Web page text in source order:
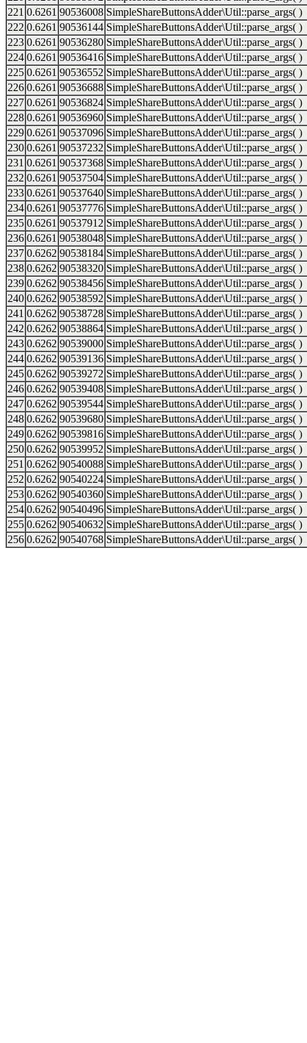
221 0.6261 90536008 SimpleShareButtonsAdder\Util::parse_args( )
222 0.6261 90536144 SimpleShareButtonsAdder\Util::parse_args( )
223 0.6261 90536280 SimpleShareButtonsAdder\Util::parse_args( )
224 0.6261 90536416 SimpleShareButtonsAdder\Util::parse_args( )
225 0.6261 90536552 SimpleShareButtonsAdder\Util::parse_args( )
226 0.6261 90536688 SimpleShareButtonsAdder\Util::parse_args( )
227 0.6261 90536824 SimpleShareButtonsAdder\Util::parse_args( )
228 0.6261 90536960 SimpleShareButtonsAdder\Util::parse_args( )
229 0.6261 90537096 SimpleShareButtonsAdder\Util::parse_args( )
230 0.6261 90537232 SimpleShareButtonsAdder\Util::parse_args( )
231 0.6261 90537368 SimpleShareButtonsAdder\Util::parse_args( )
232 0.6261 90537504 SimpleShareButtonsAdder\Util::parse_args( )
233 0.6261 90537640 SimpleShareButtonsAdder\Util::parse_args( )
234 0.6261 90537776 SimpleShareButtonsAdder\Util::parse_args( )
235 0.6261 90537912 SimpleShareButtonsAdder\Util::parse_args( )
236 0.6261 90538048 SimpleShareButtonsAdder\Util::parse_args( )
237 0.6262 90538184 SimpleShareButtonsAdder\Util::parse_args( )
238 0.6262 90538320 SimpleShareButtonsAdder\Util::parse_args( )
239 0.6262 90538456 SimpleShareButtonsAdder\Util::parse_args( )
240 0.6262 90538592 SimpleShareButtonsAdder\Util::parse_args( )
241 0.6262 90538728 SimpleShareButtonsAdder\Util::parse_args( )
242 0.6262 90538864 SimpleShareButtonsAdder\Util::parse_args( )
243 0.6262 90539000 SimpleShareButtonsAdder\Util::parse_args( )
244 0.6262 90539136 SimpleShareButtonsAdder\Util::parse_args( )
245 0.6262 90539272 SimpleShareButtonsAdder\Util::parse_args( )
246 0.6262 90539408 SimpleShareButtonsAdder\Util::parse_args( )
247 0.6262 90539544 SimpleShareButtonsAdder\Util::parse_args( )
248 0.6262 90539680 SimpleShareButtonsAdder\Util::parse_args( )
249 0.6262 90539816 SimpleShareButtonsAdder\Util::parse_args( )
250 0.6262 90539952 SimpleShareButtonsAdder\Util::parse_args( )
251 0.6262 90540088 SimpleShareButtonsAdder\Util::parse_args( )
252 0.6262 90540224 SimpleShareButtonsAdder\Util::parse_args( )
253 0.6262 90540360 SimpleShareButtonsAdder\Util::parse_args( )
254 0.6262 90540496 SimpleShareButtonsAdder\Util::parse_args( )
255 0.6262 90540632 SimpleShareButtonsAdder\Util::parse_args( )
256 0.6262 90540768 SimpleShareButtonsAdder\Util::parse_args( )